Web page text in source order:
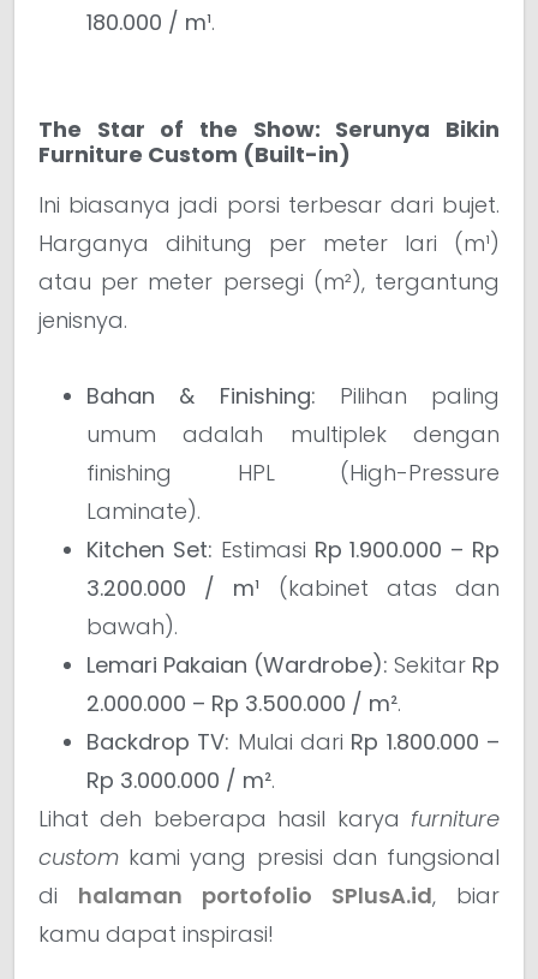
180.000 / m¹.
The Star of the Show: Serunya Bikin
Furniture Custom (Built-in)
Ini biasanya jadi porsi terbesar dari bujet.
Harganya dihitung per meter lari (m¹)
atau per meter persegi (m²), tergantung
jenisnya.
Bahan & Finishing: Pilihan paling
umum adalah multiplek dengan
finishing HPL (High-Pressure
Laminate).
Kitchen Set: Estimasi Rp 1.900.000 – Rp
3.200.000 / m¹ (kabinet atas dan
bawah).
Lemari Pakaian (Wardrobe): Sekitar Rp
2.000.000 – Rp 3.500.000 / m².
Backdrop TV: Mulai dari Rp 1.800.000 –
Rp 3.000.000 / m².
Lihat deh beberapa hasil karya furniture
custom kami yang presisi dan fungsional
di halaman portofolio SPlusA.id, biar
kamu dapat inspirasi!